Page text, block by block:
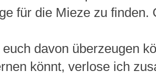
für die Mieze zu
davon überzeugen
könnt, verlose ich